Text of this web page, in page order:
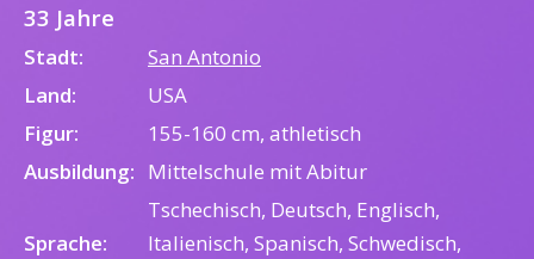
33 Jahre
Stadt:
San Antonio
Land:
USA
Figur:
155-160 cm, athletisch
Ausbildung: Mittelschule mit Abitur
Sprache:
Tschechisch, Deutsch, Englisch,
Italienisch, Spanisch, Schwedisch,